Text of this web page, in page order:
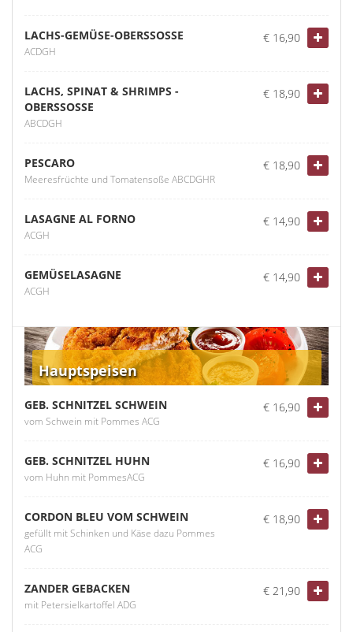
LACHS-GEMÜSE-OBERSSOSSE
ACDGH
€ 16,90
LACHS, SPINAT & SHRIMPS -
OBERSSOSSE
ABCDGH
€ 18,90
PESCARO
Meeresfrüchte und Tomatensoße ABCDGHR
€ 18,90
LASAGNE AL FORNO
ACGH
€ 14,90
GEMÜSELASAGNE
ACGH
€ 14,90
Hauptspeisen
GEB. SCHNITZEL SCHWEIN
vom Schwein mit Pommes ACG
€ 16,90
GEB. SCHNITZEL HUHN
vom Huhn mit PommesACG
€ 16,90
CORDON BLEU VOM SCHWEIN
gefüllt mit Schinken und Käse dazu Pommes
ACG
€ 18,90
ZANDER GEBACKEN
mit Petersielkartoffel ADG
€ 21,90